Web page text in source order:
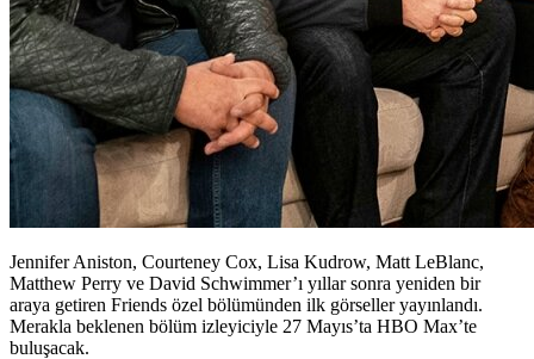
Jennifer Aniston, Courteney Cox, Lisa Kudrow, Matt LeBlanc,
Matthew Perry ve David Schwimmer’ı yıllar sonra yeniden bir
araya getiren Friends özel bölümünden ilk görseller yayınlandı.
Merakla beklenen bölüm izleyiciyle 27 Mayıs’ta HBO Max’te
buluşacak.